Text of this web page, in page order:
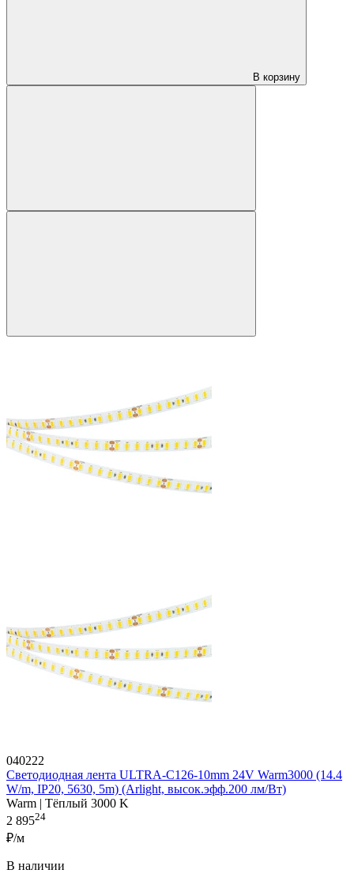
В корзину
040222
Светодиодная лента ULTRA-C126-10mm 24V Warm3000 (14.4
W/m, IP20, 5630, 5m) (Arlight, высок.эфф.200 лм/Вт)
Warm | Тёплый 3000 K
2 89524
₽/м
В наличии